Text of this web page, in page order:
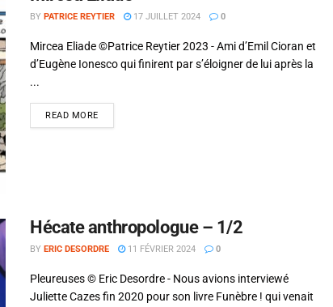
BY PATRICE REYTIER 17 JUILLET 2024 0
Mircea Eliade ©Patrice Reytier 2023 - Ami d’Emil Cioran et
d’Eugène Ionesco qui finirent par s’éloigner de lui après la
...
READ MORE
Hécate anthropologue – 1/2
BY ERIC DESORDRE 11 FÉVRIER 2024 0
Pleureuses © Eric Desordre - Nous avions interviewé
Juliette Cazes fin 2020 pour son livre Funèbre ! qui venait
fais, arrête d'être ce que tu n'es